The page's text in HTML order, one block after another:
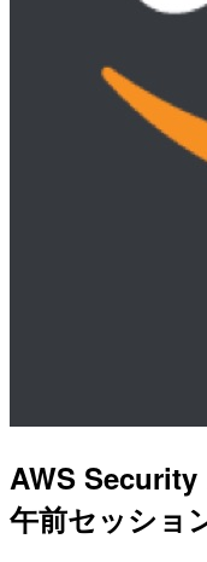
AWS
午前セッショ